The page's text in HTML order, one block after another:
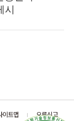
이트맵 오류신고